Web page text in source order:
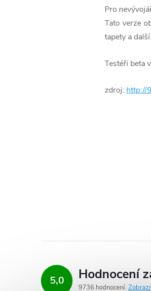
Pro
Tato verze
tapety a další.
Testéři beta
zdroj: http://
5,0 Hodnocení
9736 hodnocení